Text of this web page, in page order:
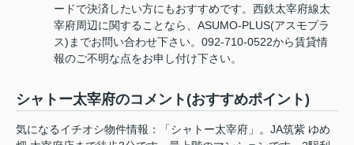
ードで決済したい方にもおすすめです。西鉄太宰府線太
宰府周辺に関することなら、ASUMO-PLUS(アスモプラ
ス)までお問い合わせ下さい。092-710-0522から賃貸情
報のご不明な点をお申し付け下さい。
シャトー太宰府のコメント(おすすめポイント)
気になるイチオシ物件情報：「シャトー太宰府」。JA筑紫 ゆめ